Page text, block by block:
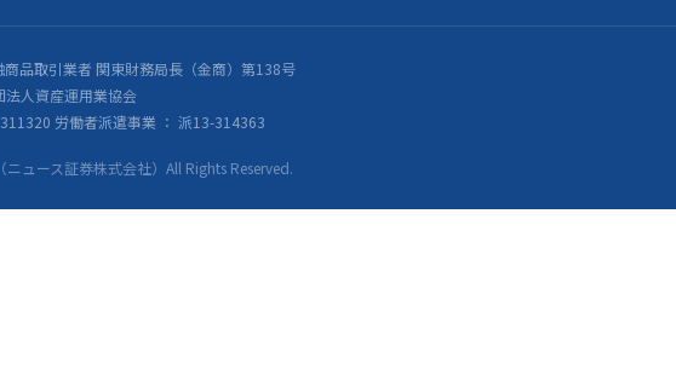
品取引業者 関東財務局長（金商）第138号
法人資産運用業協会
労働者派遣事業 ： 派13-314363
ュース証券株式会社）All Rights Reserved.